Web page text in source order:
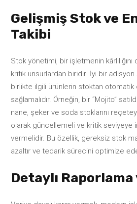
Gelişmiş Stok ve
Takibi
Stok yönetimi, bir işletmenin
kritik unsurlardan biridir. İyi bir
birlikte ilgili ürünlerin stoktan otomatik
sağlamalıdır. Örneğin, bir “Mojito”
nane, şeker ve soda stoklarını
olarak güncellemeli ve kritik seviyeye
vermelidir. Bu özellik, gereksiz stok
azaltır ve tedarik sürecini optimize
Detaylı Raporlama